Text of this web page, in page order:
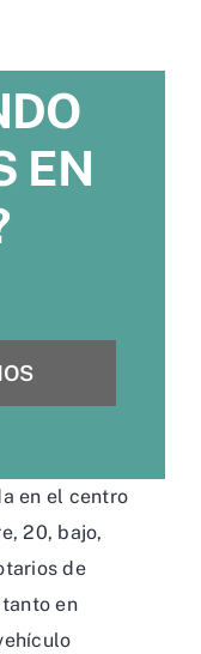
EN
en el centro
20, bajo,
de
en